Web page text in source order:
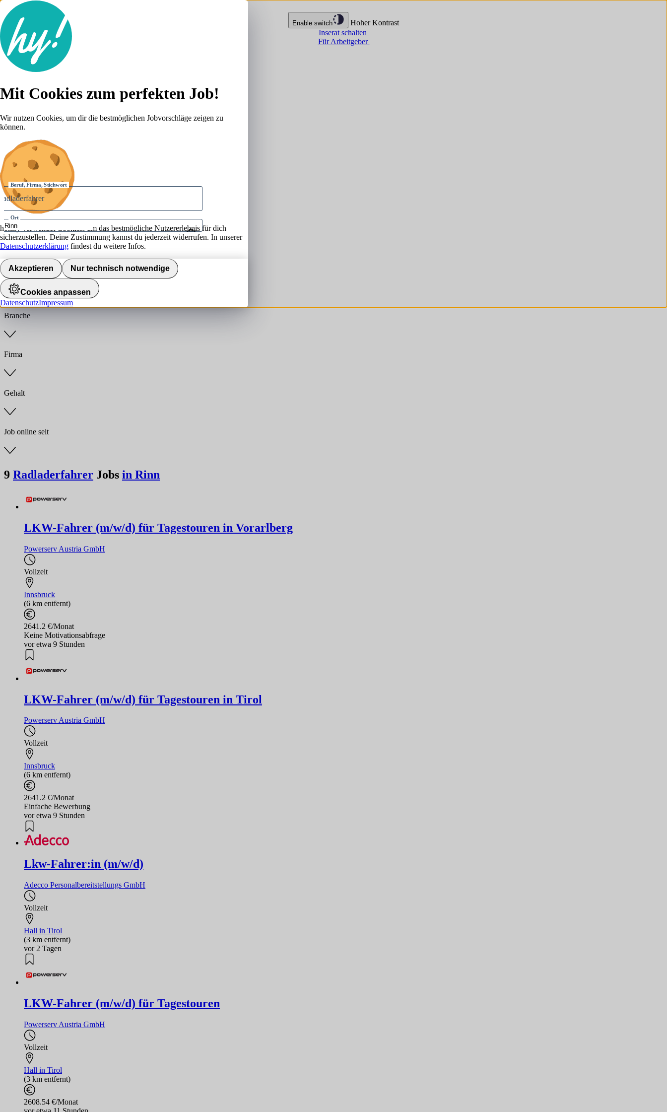
Enable switch
Hoher Kontrast
Inserat schalten
Für Arbeitgeber
Lebenslauf
Karriere-Tipps
Anmelden
Beruf, Firma, Stichwort
Ort
Umkreis
Jobs finden
Anstellungsart
Branche
Firma
Gehalt
Job online seit
9 Radladerfahrer Jobs in Rinn
LKW-Fahrer (m/w/d) für Tagestouren in Vorarlberg
Powerserv Austria GmbH
Vollzeit
Innsbruck
(6 km entfernt)
2641.2 €/Monat
Keine Motivationsabfrage
vor etwa 9 Stunden
LKW-Fahrer (m/w/d) für Tagestouren in Tirol
Powerserv Austria GmbH
Vollzeit
Innsbruck
(6 km entfernt)
2641.2 €/Monat
Einfache Bewerbung
vor etwa 9 Stunden
Lkw-Fahrer:in (m/w/d)
Adecco Personalbereitstellungs GmbH
Vollzeit
Hall in Tirol
(3 km entfernt)
vor 2 Tagen
LKW-Fahrer (m/w/d) für Tagestouren
Powerserv Austria GmbH
Vollzeit
Hall in Tirol
(3 km entfernt)
2608.54 €/Monat
Mit Cookies zum perfekten Job!
Wir nutzen Cookies, um dir die bestmöglichen Jobvorschläge zeigen zu
können.
hokify verwendet Cookies, um das bestmögliche Nutzererlebnis für dich
sicherzustellen. Deine Zustimmung kannst du jederzeit widerrufen. In unserer
Datenschutzerklärung findest du weitere Infos.
Akzeptieren Nur technisch notwendige
Cookies anpassen
DatenschutzImpressum